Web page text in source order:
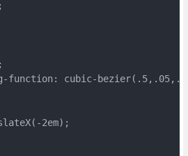
function: cubic-
2em);